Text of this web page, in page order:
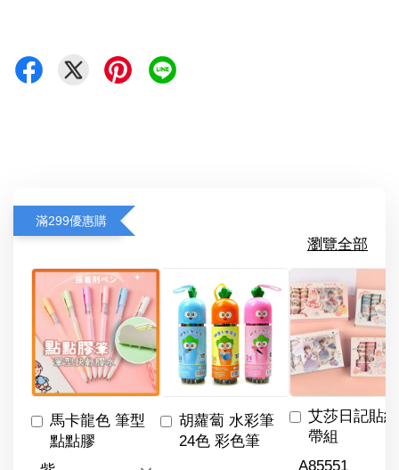
滿299優惠購
瀏覽全部
馬卡龍色 筆型
點點膠
胡蘿蔔 水彩筆
24色 彩色筆
艾莎日記貼
帶組